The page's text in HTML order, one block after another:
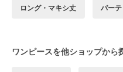
ロング・マキシ丈 パー
ワンピースを他ショップから